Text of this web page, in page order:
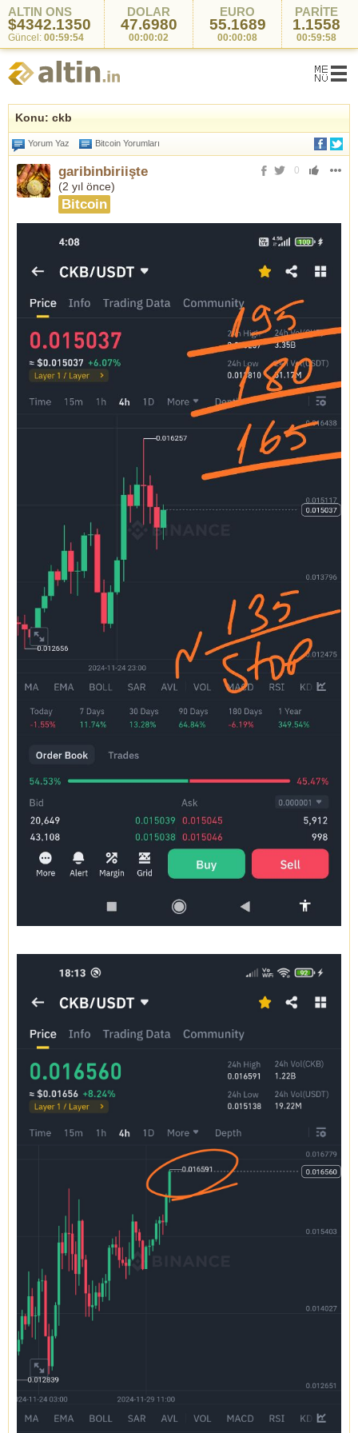
ALTIN ONS
$4342.1350
Güncel: 00:59:54
DOLAR
47.6980
00:00:02
EURO
55.1689
00:00:08
PARİTE
1.1558
00:59:58
Konu: ckb
Yorum Yaz Bitcoin Yorumları
garibinbiriişte
(2 yıl önce)
Bitcoin
0